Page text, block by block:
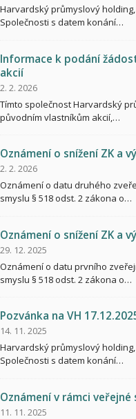
Harvardský průmyslový
Společnosti s datem konání…
Informace k podání
akcií
2. 2. 2026
Tímto společnost Harvardský
původním vlastníkům akcií,…
Oznámení o snížení ZK a
2. 2. 2026
Oznámení o datu druhého
smyslu § 518 odst. 2 zákona o…
Oznámení o snížení ZK a
29. 12. 2025
Oznámení o datu prvního
smyslu § 518 odst. 2 zákona o…
Pozvánka na VH
14. 11. 2025
Harvardský průmyslový
Společnosti s datem konání…
Oznámení v rámci
11. 11. 2025